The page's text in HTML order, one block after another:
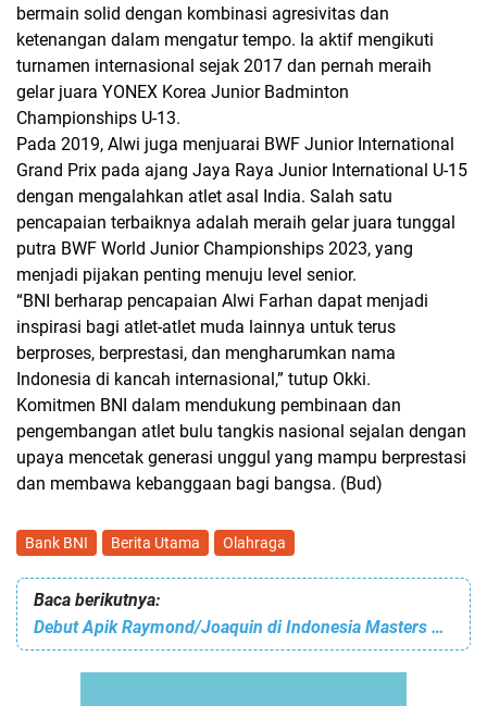
bermain solid dengan kombinasi agresivitas dan
ketenangan dalam mengatur tempo. Ia aktif mengikuti
turnamen internasional sejak 2017 dan pernah meraih
gelar juara YONEX Korea Junior Badminton
Championships U-13.
Pada 2019, Alwi juga menjuarai BWF Junior International
Grand Prix pada ajang Jaya Raya Junior International U-15
dengan mengalahkan atlet asal India. Salah satu
pencapaian terbaiknya adalah meraih gelar juara tunggal
putra BWF World Junior Championships 2023, yang
menjadi pijakan penting menuju level senior.
“BNI berharap pencapaian Alwi Farhan dapat menjadi
inspirasi bagi atlet-atlet muda lainnya untuk terus
berproses, berprestasi, dan mengharumkan nama
Indonesia di kancah internasional,” tutup Okki.
Komitmen BNI dalam mendukung pembinaan dan
pengembangan atlet bulu tangkis nasional sejalan dengan
upaya mencetak generasi unggul yang mampu berprestasi
dan membawa kebanggaan bagi bangsa. (Bud)
Bank BNI Berita Utama Olahraga
Baca berikutnya:
Debut Apik Raymond/Joaquin di Indonesia Masters 2026